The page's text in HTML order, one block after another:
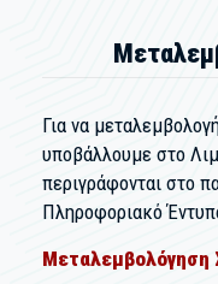
Για να
υποβάλλουμε στο
περιγράφονται στο
Πληροφοριακό
Μεταλεμβολόγηση